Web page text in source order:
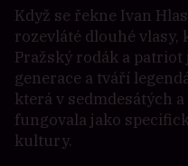
Když se řekne Ivan
rozevláté dlouhé vlasy,
Pražský rodák a
generace a tváří
která v sedmdesátých
fungovala jako
kultury.